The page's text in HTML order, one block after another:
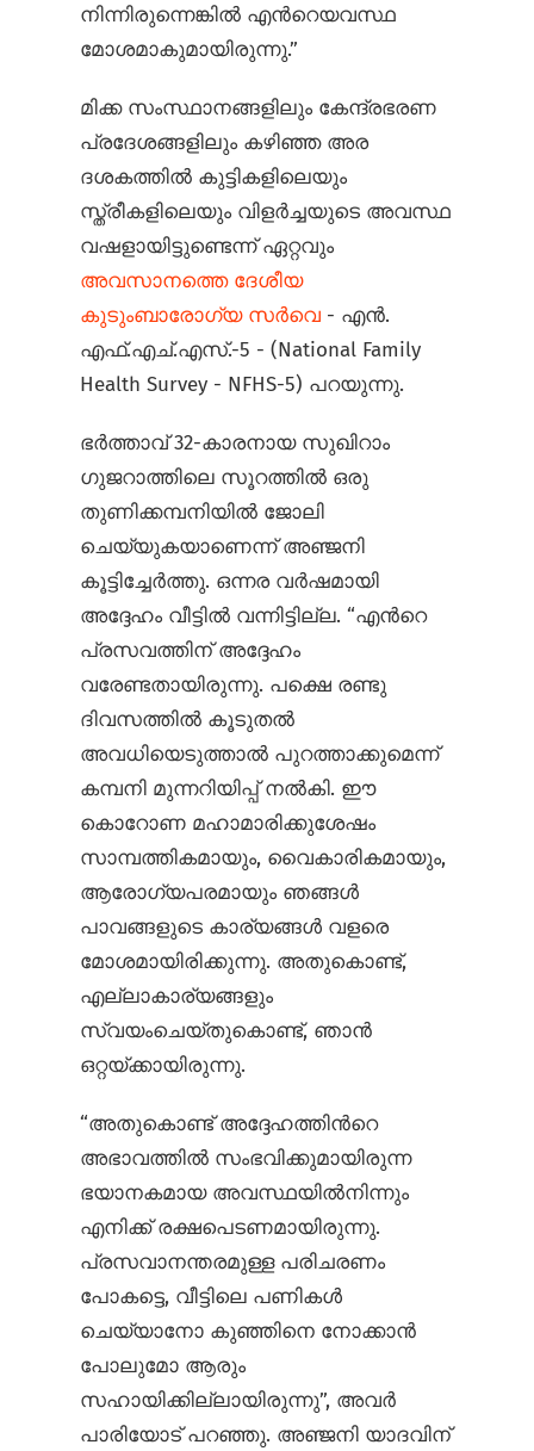
നിന്നിരുന്നെങ്കില്‍ എന്‍റെയവസ്ഥ
മോശമാകുമായിരുന്നു.”
മിക്ക സംസ്ഥാനങ്ങളിലും കേന്ദ്രഭരണ
പ്രദേശങ്ങളിലും കഴിഞ്ഞ അര
ദശകത്തില്‍ കുട്ടികളിലെയും
സ്ത്രീകളിലെയും വിളര്‍ച്ചയുടെ അവസ്ഥ
വഷളായിട്ടുണ്ടെന്ന് ഏറ്റവും
അവസാനത്തെ ദേശീയ
കുടുംബാരോഗ്യ സര്‍വെ - എന്‍.
എഫ്.എച്.എസ്.-5 - (National Family
Health Survey - NFHS-5) പറയുന്നു.
ഭര്‍ത്താവ് 32-കാരനായ സുഖിറാം
ഗുജറാത്തിലെ സൂറത്തില്‍ ഒരു
തുണിക്കമ്പനിയില്‍ ജോലി
ചെയ്യുകയാണെന്ന് അഞ്ജനി
കൂട്ടിച്ചേര്‍ത്തു. ഒന്നര വര്‍ഷമായി
അദ്ദേഹം വീട്ടില്‍ വന്നിട്ടില്ല. “എന്‍റെ
പ്രസവത്തിന് അദ്ദേഹം
വരേണ്ടതായിരുന്നു. പക്ഷെ രണ്ടു
ദിവസത്തില്‍ കൂടുതല്‍
അവധിയെടുത്താല്‍ പുറത്താക്കുമെന്ന്
കമ്പനി മുന്നറിയിപ്പ് നല്‍കി. ഈ
കൊറോണ മഹാമാരിക്കുശേഷം
സാമ്പത്തികമായും, വൈകാരികമായും,
ആരോഗ്യപരമായും ഞങ്ങള്‍
പാവങ്ങളുടെ കാര്യങ്ങള്‍ വളരെ
മോശമായിരിക്കുന്നു. അതുകൊണ്ട്,
എല്ലാകാര്യങ്ങളും
സ്വയംചെയ്തുകൊണ്ട്, ഞാന്‍
ഒറ്റയ്ക്കായിരുന്നു.
“അതുകൊണ്ട് അദ്ദേഹത്തിന്‍റെ
അഭാവത്തില്‍ സംഭവിക്കുമായിരുന്ന
ഭയാനകമായ അവസ്ഥയില്‍നിന്നും
എനിക്ക് രക്ഷപെടണമായിരുന്നു.
പ്രസവാനന്തരമുള്ള പരിചരണം
പോകട്ടെ, വീട്ടിലെ പണികള്‍
ചെയ്യാനോ കുഞ്ഞിനെ നോക്കാന്‍
പോലുമോ ആരും
സഹായിക്കില്ലായിരുന്നു”, അവര്‍
പാരിയോട് പറഞ്ഞു. അഞ്ജനി യാദവിന്